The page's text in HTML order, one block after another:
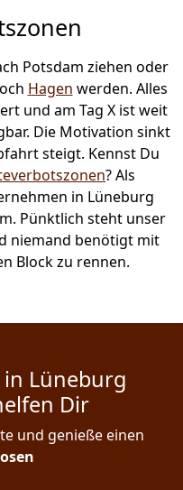
Potsdam ziehen oder
Hagen werden. Alles
und am Tag X ist weit
Die Motivation sinkt
steigt. Kennst Du
? Als
in Lüneburg
Pünktlich steht unser
niemand benötigt mit
Block zu rennen.
Lüneburg
Dir
und genieße einen